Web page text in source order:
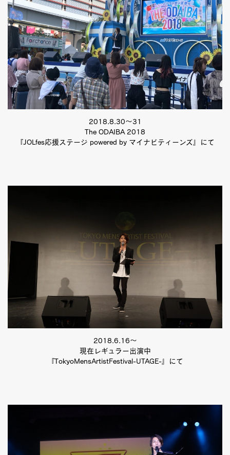
2018.8.30〜31
The ODAIBA 2018
『JOLfes応援ステージ powered by マイナビティーンズ』にて
2018.6.16〜
現在レギュラー出演中
『TokyoMensArtistFestival-UTAGE-』にて